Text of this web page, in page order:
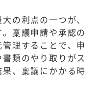
の利点の一つが、
稟議申請や承認の
理することで、申
類のやり取りがス
、稟議にかかる時